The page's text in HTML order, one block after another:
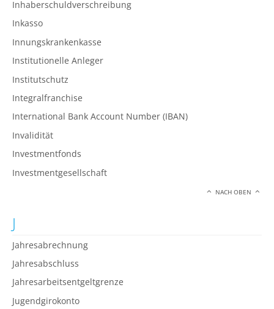
Inhaberschuldverschreibung
Inkasso
Innungskrankenkasse
Institutionelle Anleger
Institutschutz
Integralfranchise
International Bank Account Number (IBAN)
Invalidität
Investmentfonds
Investmentgesellschaft
NACH OBEN
J
Jahresabrechnung
Jahresabschluss
Jahresarbeitsentgeltgrenze
Jugendgirokonto